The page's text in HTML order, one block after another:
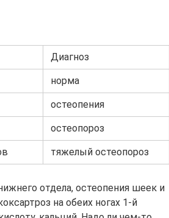
Диагноз
норма
остеопения
остеопороз
тяжелый остеопороз
отдела, остеопения шеек и
на обеих ногах 1-й